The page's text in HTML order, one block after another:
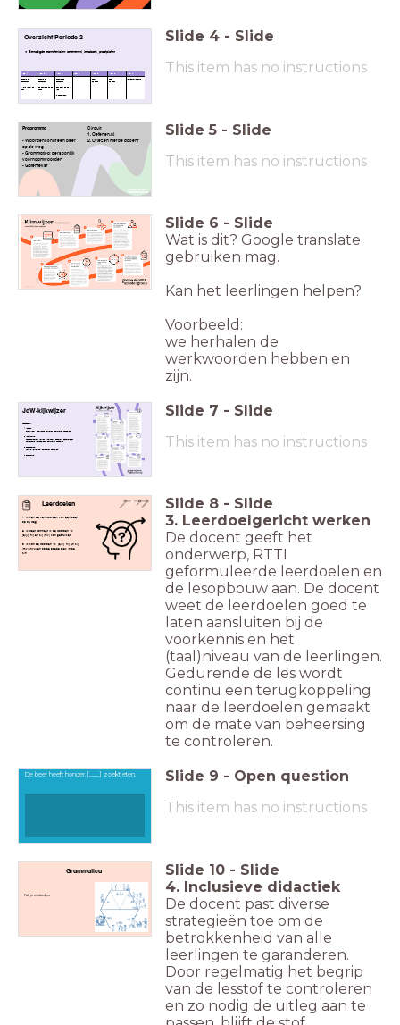
Overzicht Periode 2
Benodigde lesmaterialen: oefenen.nl, leesboek, praatplaten
Week 1 Week 2 Week 3 Week 4 Week 5 Week 6
Week 7
Thema de
seizoenen:
Mowie vangt de
zon
Thema de
seizoenen:
de schilpad en de
haas.
Thema de
seizoenen:
Een beer op de
weg
+ schaatsen!
boek
de baan
boek
de baan
voorjaars-vakantie
Slide 4 - Slide
This item has no instructions
Programma
- Woordenschat een beer
op de weg
- Grammatica: persoonlijk
voornaamwoorden
- Gatentekst
Circuit:
1. Oefenen.nl
2. Of lezen met de docent
Slide 5 - Slide
This item has no instructions
Slide 6 - Slide
Wat is dit? Google translate
gebruiken mag.
Kan het leerlingen helpen?
Voorbeeld:
we herhalen de
werkwoorden hebben en
zijn.
JdW-kijkwijzer
Lesopbouw:
Vooraf:
Startklaar, Voorkennis activeren, Formatief Handelen
Instructie:
Leerdoelgericht werken, Inclusieve didactiek, Concrete en
herkenbare voorbeelden, Formatief Handelen
Toepassing:
Actieve verwerking, Formatief handelen
Evaluatie:
Afsluiting
Slide 7 - Slide
This item has no instructions
Leerdoelen
1. Ik ken de kernwoorden van een beer
op de weg
2. Ik weet wanneer ik de woorden 'ik,
je/jij, hij en zij (mv) kan gebruiken
3. Ik kan de woorden 'ik, je/jij, hij en zij
(mv) invullen op de goede plek in de
zin.
Slide 8 - Slide
3. Leerdoelgericht werken
De docent geeft het
onderwerp, RTTI
geformuleerde leerdoelen en
de lesopbouw aan. De docent
weet de leerdoelen goed te
laten aansluiten bij de
voorkennis en het
(taal)niveau van de leerlingen.
Gedurende de les wordt
continu een terugkoppeling
naar de leerdoelen gemaakt
om de mate van beheersing
te controleren.
De beer heeft honger. [...........] zoekt eten. Slide 9 - Open question
This item has no instructions
Grammatica
Pak je wisbordjes
Slide 10 - Slide
4. Inclusieve didactiek
De docent past diverse
strategieën toe om de
betrokkenheid van alle
leerlingen te garanderen.
Door regelmatig het begrip
van de lesstof te controleren
en zo nodig de uitleg aan te